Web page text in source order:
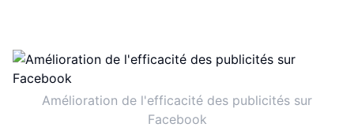
Amélioration de l'efficacité des publicités sur
Facebook